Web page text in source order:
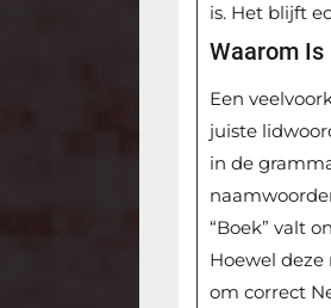
is. Het blijft
Waarom Is
Een
juiste
in de
“Boek” valt
Hoewel
om correct